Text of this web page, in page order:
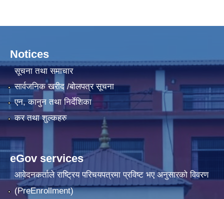
Notices
सूचना तथा समाचार
सार्वजनिक खरीद /बोलपत्र सूचना
एन, कानुन तथा निर्देशिका
कर तथा शुल्कहरु
eGov services
आवेदनकर्ताले राष्‍ट्रिय परिचयपत्रमा प्रविष्ट भए अनुसारको विवरण
(PreEnrollment)